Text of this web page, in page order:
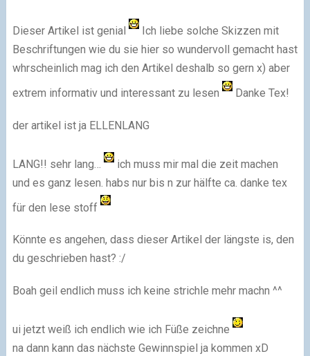
Dieser Artikel ist genial
Ich liebe solche Skizzen mit
Beschriftungen wie du sie hier so wundervoll gemacht hast
whrscheinlich mag ich den Artikel deshalb so gern x) aber
extrem informativ und interessant zu lesen
Danke Tex!
der artikel ist ja ELLENLANG
LANG!! sehr lang…
ich muss mir mal die zeit machen
und es ganz lesen. habs nur bis n zur hälfte ca. danke tex
für den lese stoff
Könnte es angehen, dass dieser Artikel der längste is, den
du geschrieben hast? :/
Boah geil endlich muss ich keine strichle mehr machn ^^
ui jetzt weiß ich endlich wie ich Füße zeichne
na dann kann das nächste Gewinnspiel ja kommen xD